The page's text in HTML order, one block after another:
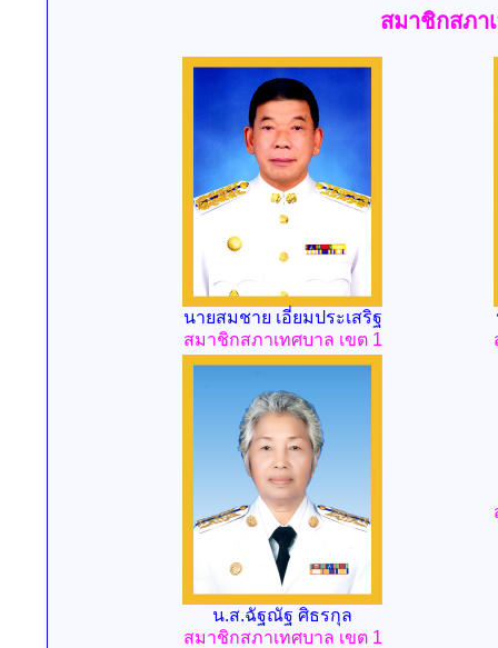
สมาชิกสภา
นายสมชาย เอี่ยมประเสริฐ
สมาชิกสภาเทศบาล เขต 1
น.ส.ฉัฐณัฐ ศิธรกุล
สมาชิกสภาเทศบาล เขต 1